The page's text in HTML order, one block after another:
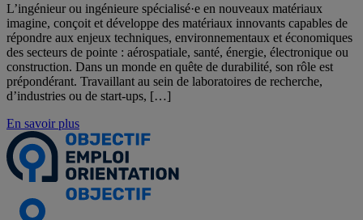
L’ingénieur ou ingénieure spécialisé·e en nouveaux matériaux
imagine, conçoit et développe des matériaux innovants capables de
répondre aux enjeux techniques, environnementaux et économiques
des secteurs de pointe : aérospatiale, santé, énergie, électronique ou
construction. Dans un monde en quête de durabilité, son rôle est
prépondérant. Travaillant au sein de laboratoires de recherche,
d’industries ou de start-ups, […]
En savoir plus